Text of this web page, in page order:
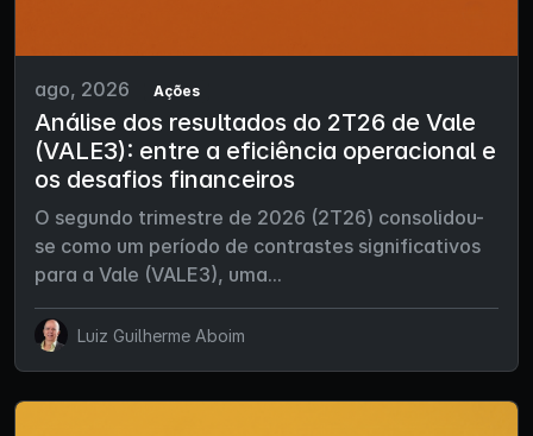
ago, 2026 Ações
Análise dos resultados do 2T26 de Vale
(VALE3): entre a eficiência operacional e
os desafios financeiros
O segundo trimestre de 2026 (2T26) consolidou-
se como um período de contrastes significativos
para a Vale (VALE3), uma...
Luiz Guilherme Aboim